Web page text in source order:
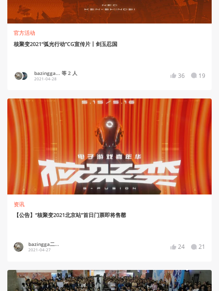
官方活动
核聚变2021“弧光行动”CG宣传片丨剑玉忍国
bazingga... 等 2 人
2021-04-28 36 19
资讯
【公告】“核聚变2021北京站”首日门票即将售罄
bazingga二...
2021-04-27 24 21